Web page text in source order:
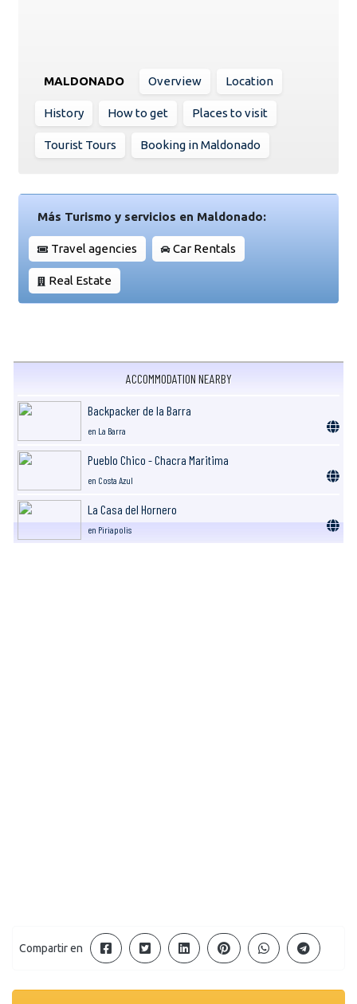
MALDONADO Overview Location
History How to get Places to visit
Tourist Tours Booking in Maldonado
Más Turismo y servicios en Maldonado:
Travel agencies Car Rentals
Real Estate
ACCOMMODATION NEARBY
Backpacker de la Barra
en La Barra
Pueblo Chico - Chacra Maritima
en Costa Azul
La Casa del Hornero
en Piriapolis
Compartir en